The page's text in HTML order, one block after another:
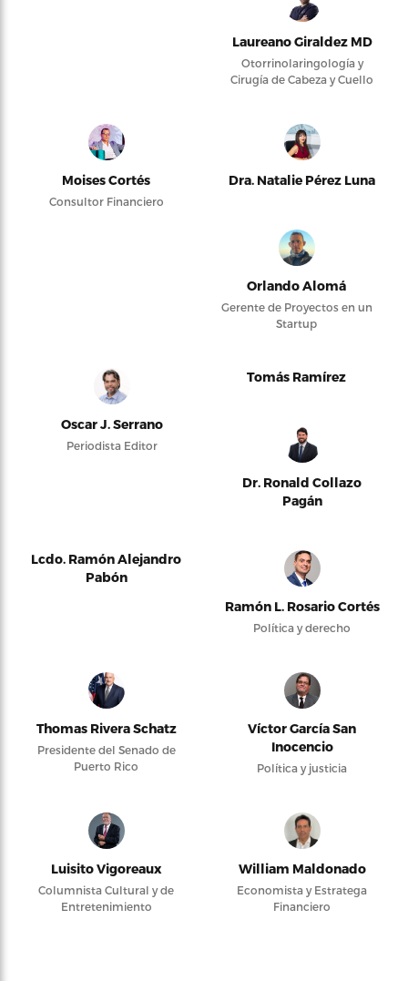
Laureano Giraldez MD
Otorrinolaringología y
Cirugía de Cabeza y Cuello
Moises Cortés
Consultor Financiero
Dra. Natalie Pérez Luna
Orlando Alomá
Gerente de Proyectos en un
Startup
Oscar J. Serrano
Periodista Editor
Tomás Ramírez
Dr. Ronald Collazo
Pagán
Lcdo. Ramón Alejandro
Pabón
Ramón L. Rosario Cortés
Política y derecho
Thomas Rivera Schatz
Presidente del Senado de
Puerto Rico
Víctor García San
Inocencio
Política y justicia
Luisito Vigoreaux
Columnista Cultural y de
Entretenimiento
William Maldonado
Economista y Estratega
Financiero